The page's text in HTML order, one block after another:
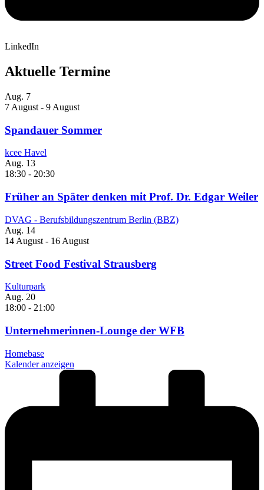
LinkedIn
Aktuelle Termine
Aug. 7
7 August - 9 August
Spandauer Sommer
kcee Havel
Aug. 13
18:30 - 20:30
Früher an Später denken mit Prof. Dr. Edgar Weiler
DVAG - Berufsbildungszentrum Berlin (BBZ)
Aug. 14
14 August - 16 August
Street Food Festival Strausberg
Kulturpark
Aug. 20
18:00 - 21:00
Unternehmerinnen-Lounge der WFB
Homebase
Kalender anzeigen